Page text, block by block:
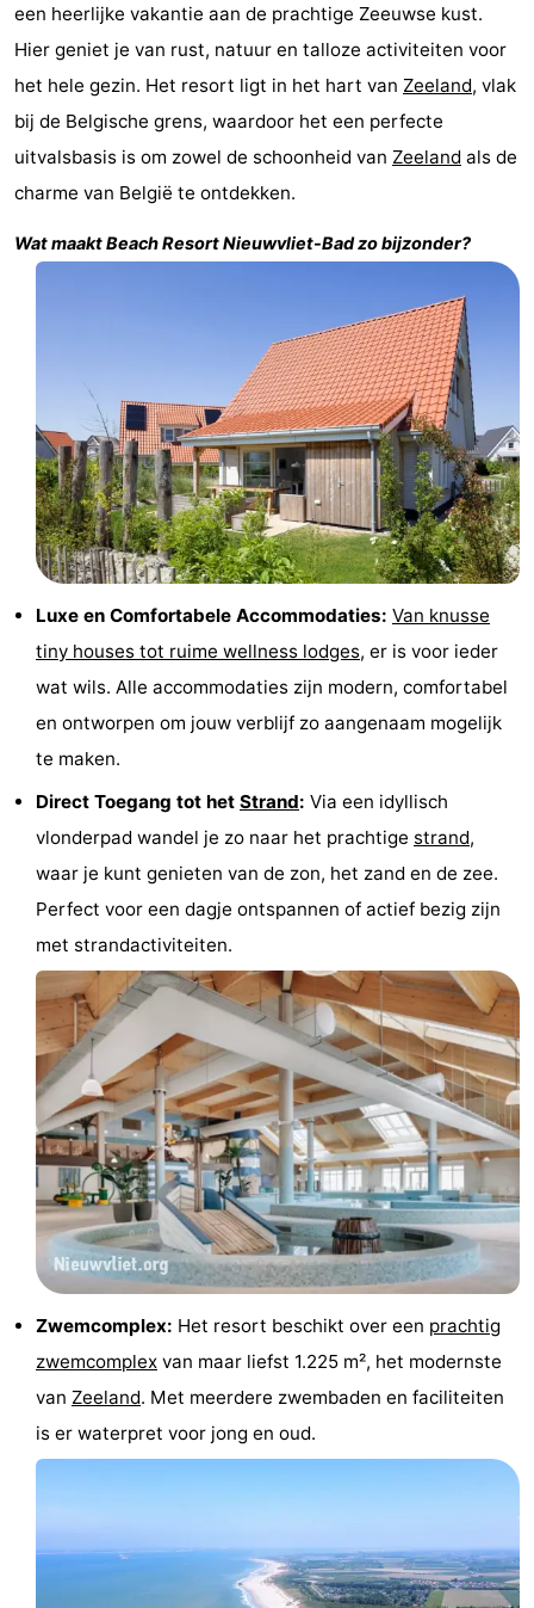
Resort
Nieuwvliet-
Bad
Waterdunen
-
Zeebad
-
Zonneweelde
-
Zwinhoeve
Last
minutes
Strand
Musea
Monumenten
Molens
Uitkijkpunten
Attracties
Rondvaarten
Binnenspeeltuinen
Bowlen
Minigolfbanen
Wellness
centra
Dorpen
Steden
Natuur
Sporten
Zwembaden
Paardrijden
Surfen
Vuurtoren
Eten
een heerlijke vakantie aan de prachtige Zeeuwse kust.
Hier geniet je van rust, natuur en talloze activiteiten voor
het hele gezin. Het resort ligt in het hart van Zeeland, vlak
bij de Belgische grens, waardoor het een perfecte
uitvalsbasis is om zowel de schoonheid van Zeeland als de
charme van België te ontdekken.
Wat maaktBeach Resort Nieuwvliet-Badzo bijzonder?
Luxe en Comfortabele Accommodaties: Van knusse
tiny houses tot ruime wellness lodges, er is voor ieder
wat wils. Alle accommodaties zijn modern, comfortabel
en ontworpen om jouw verblijf zo aangenaam mogelijk
te maken.
Direct Toegang tot het Strand: Via een idyllisch
vlonderpad wandel je zo naar het prachtige strand,
waar je kunt genieten van de zon, het zand en de zee.
Perfect voor een dagje ontspannen of actief bezig zijn
met strandactiviteiten.
Zwemcomplex: Het resort beschikt over een prachtig
zwemcomplex van maar liefst 1.225 m², het modernste
van Zeeland. Met meerdere zwembaden en faciliteiten
is er waterpret voor jong en oud.